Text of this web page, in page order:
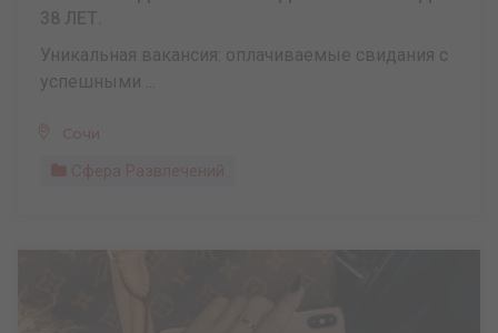
Уникальная вакансия: оплачиваемые свидания с
успешными ...
Сочи
Сфера Развлечений